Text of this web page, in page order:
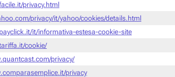
privacy.html
privacy/it/yahoo/cookies/details.html
it/informativa-estesa-cookie-site
cookie/
privacy/
privacy